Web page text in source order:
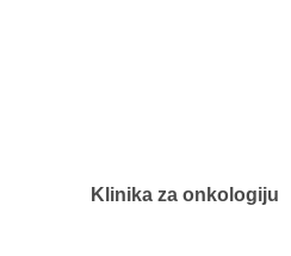
Klinika za onkologiju